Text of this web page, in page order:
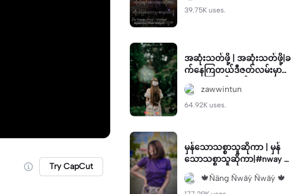
Try CapCut
39.75K uses.
အဆုံးသတ်ဖို့ | အဆုံးသတ်ဖို့|ခ
က်နေကြတယ်ဒီဇတ်လမ်းမှာ#
ယူသုံးလို့ရပါတယ်😘😘😘
zawwintun
64.92K uses.
မှန်သောသစ္စာသူဆိုကာ | မှန်
သောသစ္စာသူဆိုကာ|#nway #
foryou💗✨
🍁Ñâng Ñwãý Ñwãý 🍁